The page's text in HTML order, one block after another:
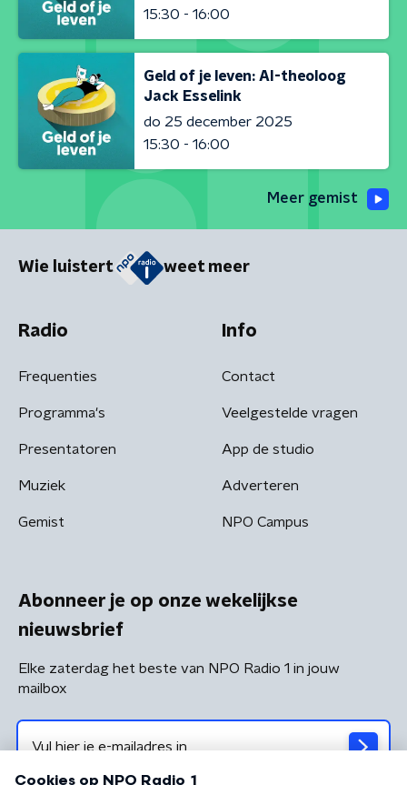
15:30 - 16:00
Geld of je leven: AI-theoloog
Jack Esselink
do 25 december 2025
15:30 - 16:00
Meer gemist
Wie luistert weet meer
Radio
Frequenties
Programma's
Presentatoren
Muziek
Gemist
Info
Contact
Veelgestelde vragen
App de studio
Adverteren
NPO Campus
Abonneer je op onze wekelijkse
nieuwsbrief
Elke zaterdag het beste van NPO Radio 1 in jouw
mailbox